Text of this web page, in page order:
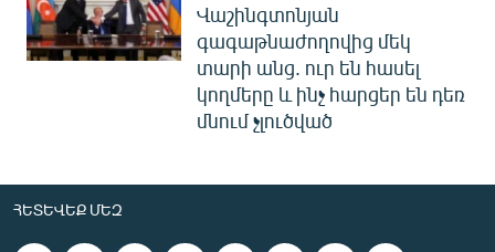
Վաշինգտոնյան
գագաթնաժողովից մեկ
տարի անց. ուր են հասել
կողմերը և ինչ հարցեր են դեռ
մնում չլուծված
ՀԵՏԵՎԵՔ ՄԵԶ